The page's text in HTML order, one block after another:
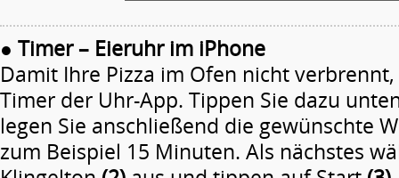
● Timer – Eieruhr im iPhone
Damit Ihre Pizza im Ofen nicht
Timer der Uhr-App. Tippen Sie dazu
legen Sie anschließend die gewünschte
zum Beispiel 15 Minuten. Als nächstes